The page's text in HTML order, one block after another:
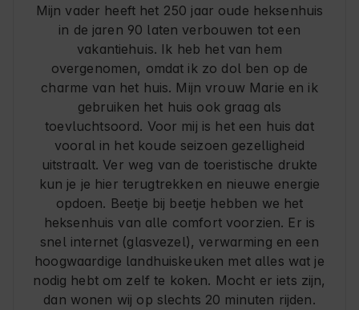
Mijn vader heeft het 250 jaar oude heksenhuis
in de jaren 90 laten verbouwen tot een
vakantiehuis. Ik heb het van hem
overgenomen, omdat ik zo dol ben op de
charme van het huis. Mijn vrouw Marie en ik
gebruiken het huis ook graag als
toevluchtsoord. Voor mij is het een huis dat
vooral in het koude seizoen gezelligheid
uitstraalt. Ver weg van de toeristische drukte
kun je je hier terugtrekken en nieuwe energie
opdoen. Beetje bij beetje hebben we het
heksenhuis van alle comfort voorzien. Er is
snel internet (glasvezel), verwarming en een
hoogwaardige landhuiskeuken met alles wat je
nodig hebt om zelf te koken. Mocht er iets zijn,
dan wonen wij op slechts 20 minuten rijden.